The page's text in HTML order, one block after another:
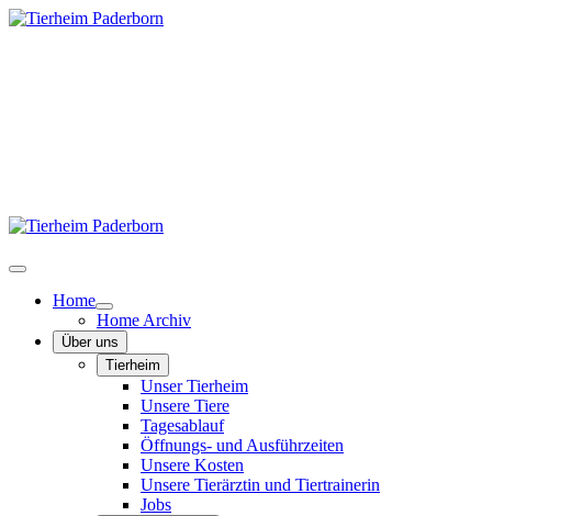
Home
Home Archiv
Über uns
Tierheim
Unser Tierheim
Unsere Tiere
Tagesablauf
Öffnungs- und Ausführzeiten
Unsere Kosten
Unsere Tierärztin und Tiertrainerin
Jobs